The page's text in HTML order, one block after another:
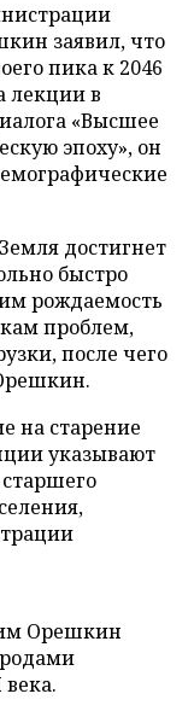
заявил, что
пика к 2046
лекции в
«Высшее
эпоху», он
достигнет
быстро
рождаемость
проблем,
после чего
на старение
указывают
Орешкин